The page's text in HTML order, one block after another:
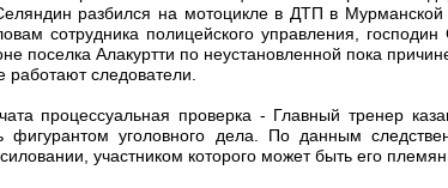
разбился на мотоцикле в ДТП в
сотрудника полицейского управления,
поселка Алакуртти по неустановленной пока
следователи.
процессуальная проверка - Главный тренер
уголовного дела. По данным
участником которого может быть его